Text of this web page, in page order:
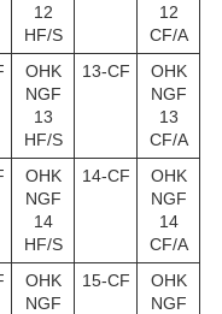
12
HF/S
12
CF/A
OHK
NGF
13
HF/S
13-CF
OHK
NGF
13
CF/A
OHK
NGF
14
HF/S
14-CF
OHK
NGF
14
CF/A
OHK
NGF
15-CF
OHK
NGF